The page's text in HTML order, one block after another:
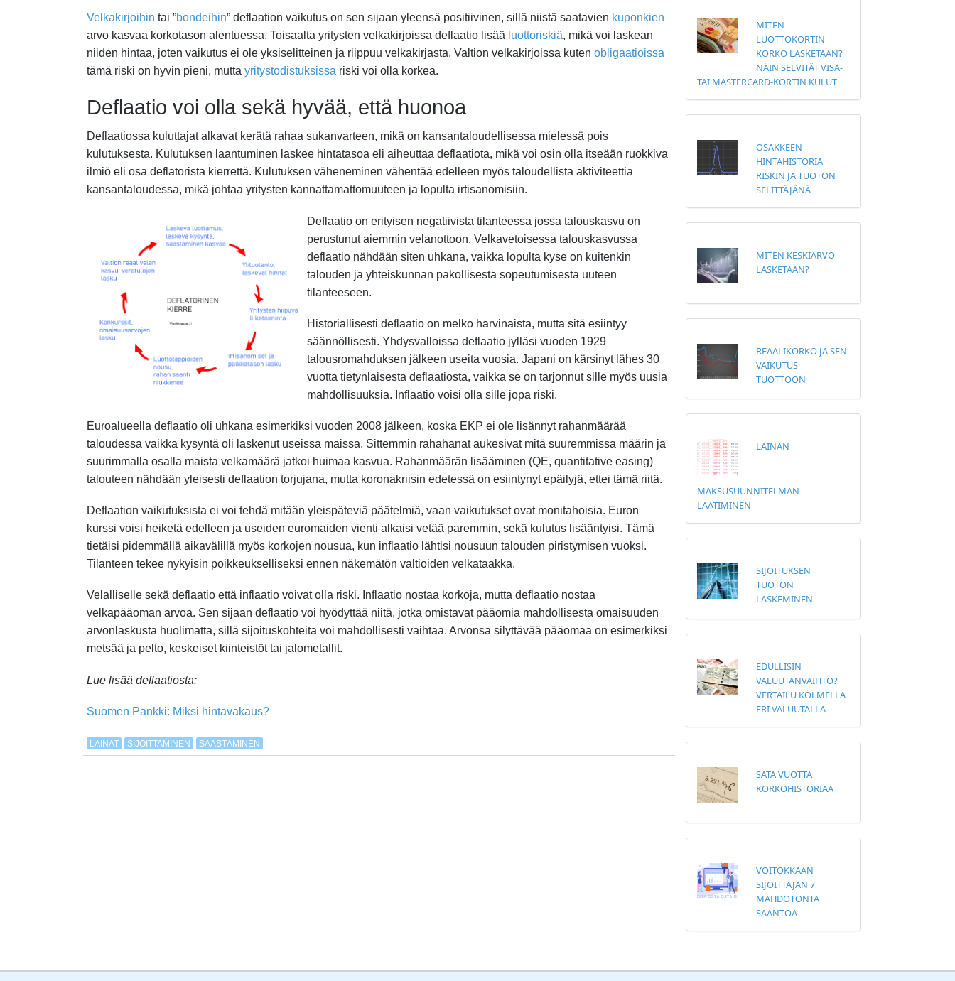
Velkakirjoihin tai ”bondeihin” deflaation vaikutus on sen sijaan yleensä positiivinen, sillä niistä saatavien kuponkien
arvo kasvaa korkotason alentuessa. Toisaalta yritysten velkakirjoissa deflaatio lisää luottoriskiä, mikä voi laskean
niiden hintaa, joten vaikutus ei ole yksiselitteinen ja riippuu velkakirjasta. Valtion velkakirjoissa kuten obligaatioissa
tämä riski on hyvin pieni, mutta yritystodistuksissa riski voi olla korkea.
Deflaatio voi olla sekä hyvää, että huonoa
Deflaatiossa kuluttajat alkavat kerätä rahaa sukanvarteen, mikä on kansantaloudellisessa mielessä pois
kulutuksesta. Kulutuksen laantuminen laskee hintatasoa eli aiheuttaa deflaatiota, mikä voi osin olla itseään ruokkiva
ilmiö eli osa deflatorista kierrettä. Kulutuksen väheneminen vähentää edelleen myös taloudellista aktiviteettia
kansantaloudessa, mikä johtaa yritysten kannattamattomuuteen ja lopulta irtisanomisiin.
Deflaatio on erityisen negatiivista tilanteessa jossa talouskasvu on
perustunut aiemmin velanottoon. Velkavetoisessa talouskasvussa
deflaatio nähdään siten uhkana, vaikka lopulta kyse on kuitenkin
talouden ja yhteiskunnan pakollisesta sopeutumisesta uuteen
tilanteeseen.
Historiallisesti deflaatio on melko harvinaista, mutta sitä esiintyy
säännöllisesti. Yhdysvalloissa deflaatio jylläsi vuoden 1929
talousromahduksen jälkeen useita vuosia. Japani on kärsinyt lähes 30
vuotta tietynlaisesta deflaatiosta, vaikka se on tarjonnut sille myös uusia
mahdollisuuksia. Inflaatio voisi olla sille jopa riski.
Euroalueella deflaatio oli uhkana esimerkiksi vuoden 2008 jälkeen, koska EKP ei ole lisännyt rahanmäärää
taloudessa vaikka kysyntä oli laskenut useissa maissa. Sittemmin rahahanat aukesivat mitä suuremmissa määrin ja
suurimmalla osalla maista velkamäärä jatkoi huimaa kasvua. Rahanmäärän lisääminen (QE, quantitative easing)
talouteen nähdään yleisesti deflaation torjujana, mutta koronakriisin edetessä on esiintynyt epäilyjä, ettei tämä riitä.
Deflaation vaikutuksista ei voi tehdä mitään yleispäteviä päätelmiä, vaan vaikutukset ovat monitahoisia. Euron
kurssi voisi heiketä edelleen ja useiden euromaiden vienti alkaisi vetää paremmin, sekä kulutus lisääntyisi. Tämä
tietäisi pidemmällä aikavälillä myös korkojen nousua, kun inflaatio lähtisi nousuun talouden piristymisen vuoksi.
Tilanteen tekee nykyisin poikkeukselliseksi ennen näkemätön valtioiden velkataakka.
Velalliselle sekä deflaatio että inflaatio voivat olla riski. Inflaatio nostaa korkoja, mutta deflaatio nostaa
velkapääoman arvoa. Sen sijaan deflaatio voi hyödyttää niitä, jotka omistavat pääomia mahdollisesta omaisuuden
arvonlaskusta huolimatta, sillä sijoituskohteita voi mahdollisesti vaihtaa. Arvonsa silyttävää pääomaa on esimerkiksi
metsää ja pelto, keskeiset kiinteistöt tai jalometallit.
Lue lisää deflaatiosta:
Suomen Pankki: Miksi hintavakaus?
LAINAT SIJOITTAMINEN SÄÄSTÄMINEN
MITEN
LUOTTOKORTIN
KORKO LASKETAAN?
NÄIN SELVITÄT VISA-
TAI MASTERCARD-KORTIN KULUT
OSAKKEEN
HINTAHISTORIA
RISKIN JA TUOTON
SELITTÄJÄNÄ
MITEN KESKIARVO
LASKETAAN?
REAALIKORKO JA SEN
VAIKUTUS
TUOTTOON
LAINAN
MAKSUSUUNNITELMAN
LAATIMINEN
SIJOITUKSEN
TUOTON
LASKEMINEN
EDULLISIN
VALUUTANVAIHTO?
VERTAILU KOLMELLA
ERI VALUUTALLA
SATA VUOTTA
KORKOHISTORIAA
VOITOKKAAN
SIJOITTAJAN 7
MAHDOTONTA
SÄÄNTÖÄ